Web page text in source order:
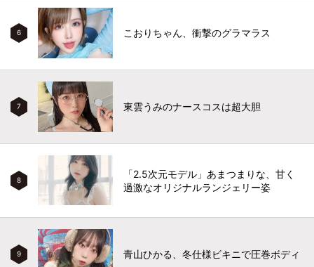
6 こおりちゃん、衝撃のグラマラス
7 東雲うみのナースコスは超大胆
8
「2.5次元モデル」あまつまりな、甘く
過激なオリジナルランジェリー姿
9 青山ひかる、冬仕様ビキニで圧巻ボディ